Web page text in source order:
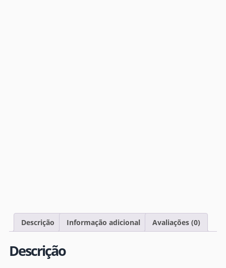
Descrição Informação adicional Avaliações (0)
Descrição